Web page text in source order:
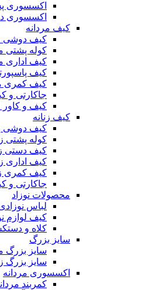
اکسسوری
اکسسوری
کیف مردانه
کیف دوشی
کوله پشتی
کیف اداری
کیف
کیف کمری
جاکارتی و
کیف و کاور
کیف زنانه
کیف دوشی
کوله پشتی
کیف دستی
کیف اداری
کیف کمری
جاکارتی و
محصولات نوزاد
لباس
کیف لوازم
کلاه و
سایز بزرگ
سایز بزرگ
سایز بزرگ
اکسسوری مردانه
کمربند